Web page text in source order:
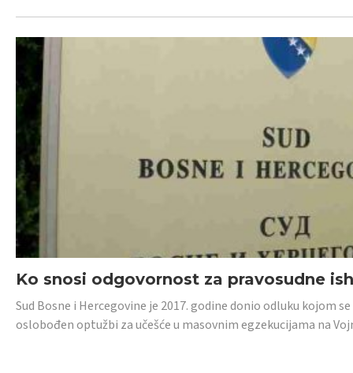
Ko snosi odgovornost za pravosudne
Sud Bosne i Hercegovine je 2017. godine donio odluku kojom
oslobođen optužbi za učešće u masovnim egzekucijama na